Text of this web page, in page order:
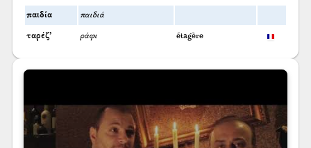
παιδία παιδιά
ταρέζ’ ράφι étagère